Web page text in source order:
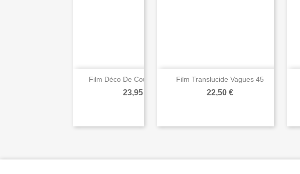
Film Déco De Couleur JAUNE
Prix
23,95 €
Film Translucide Vagues 45
Prix
22,50 €